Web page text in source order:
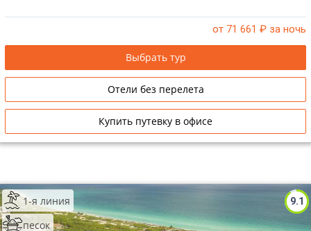
от 71 661 ₽ за ночь
Выбрать тур
Отели без перелета
Купить путевку в офисе
9.1
1-я линия
песок